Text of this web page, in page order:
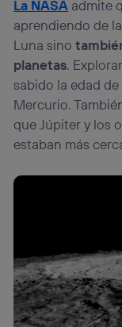
La NASA admite
aprendiendo de
Luna sino
planetas.
sabido la edad
Mercurio.
que Júpiter y los
estaban más